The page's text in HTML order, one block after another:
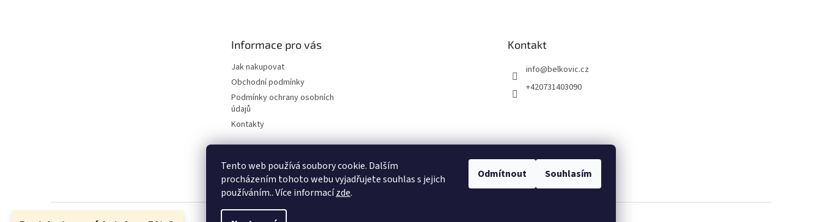
Tento web používá soubory cookie. Dalším
procházením tohoto webu vyjadřujete souhlas s jejich
používáním.. Více informacízde.
Odmítnout Souhlasím
Informace pro vás
Jak nakupovat
Obchodní podmínky
Podmínky ochrany osobních
údajů
Kontakty
Kontakt
info@belkovic.cz
+420731403090